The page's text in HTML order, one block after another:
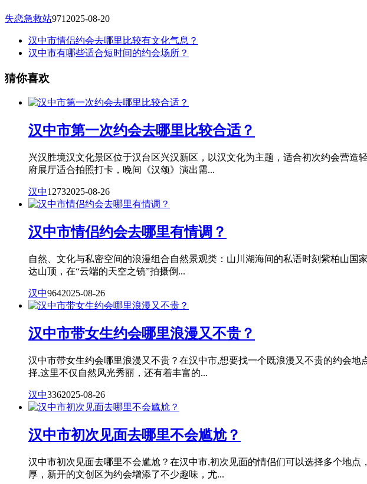
失恋急救站971 2025-08-20
汉中市情侣约会去哪里比较有文化气息？
汉中市有哪些适合短时间的约会场所？
猜你喜欢
汉中市第一次约会去哪里比较合适？
兴汉胜境汉文化景区位于汉台区兴汉新区，以汉文化为主题，适合初次约会营
府展厅适合拍照打卡，晚间《汉颂》演出需...
汉中12732025-08-26
汉中市情侣约会去哪里有情调？
自然、文化与私密空间的浪漫组合自然景观类：山川湖海间的私语时刻紫柏山国
达山顶，在“云端的天空之镜”拍摄倒...
汉中9642025-08-26
汉中市带女生约会哪里浪漫又不贵？
汉中市带女生约会哪里浪漫又不贵？在汉中市,想要找一个既浪漫又不贵的约会
择,这里不仅自然风光秀丽，还有着丰富的...
汉中3362025-08-26
汉中市初次见面去哪里不会尴尬？
汉中市初次见面去哪里不会尴尬？在汉中市,初次见面的情侣们可以选择多个地
厚，新开的文创区为约会增添了不少趣味，尤...